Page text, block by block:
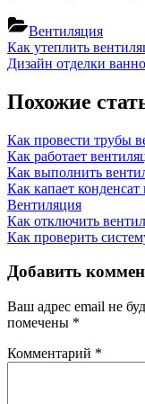
Вентиляция
Навигация
по
записям
Previous
Post:
Как утеплить
Next
Дизайн отделки
Похожие
Как провести трубы
Как работает
Как выполнить
Как капает
Вентиляция
Как отключить
Как проверить
Добавить
Ваш адрес email не
помечены *
Комментарий *